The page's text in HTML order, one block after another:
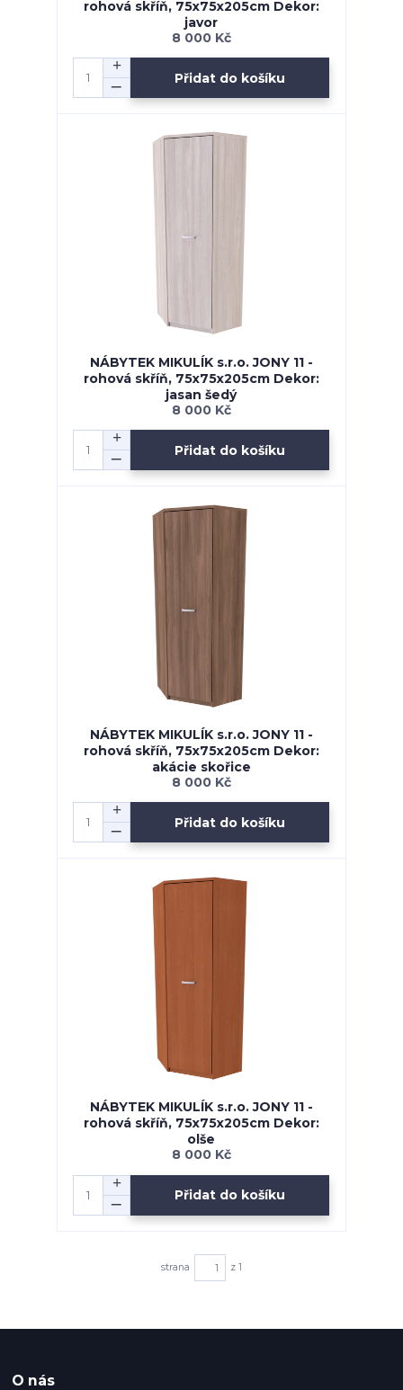
rohová skříň, 75x75x205cm Dekor:
javor
8 000 Kč
Přidat do košíku
NÁBYTEK MIKULÍK s.r.o. JONY 11 -
rohová skříň, 75x75x205cm Dekor:
jasan šedý
8 000 Kč
Přidat do košíku
NÁBYTEK MIKULÍK s.r.o. JONY 11 -
rohová skříň, 75x75x205cm Dekor:
akácie skořice
8 000 Kč
Přidat do košíku
NÁBYTEK MIKULÍK s.r.o. JONY 11 -
rohová skříň, 75x75x205cm Dekor:
olše
8 000 Kč
Přidat do košíku
strana z 1
O nás